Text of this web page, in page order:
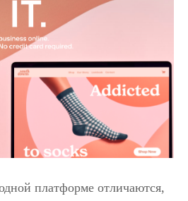
платформе отличаются,